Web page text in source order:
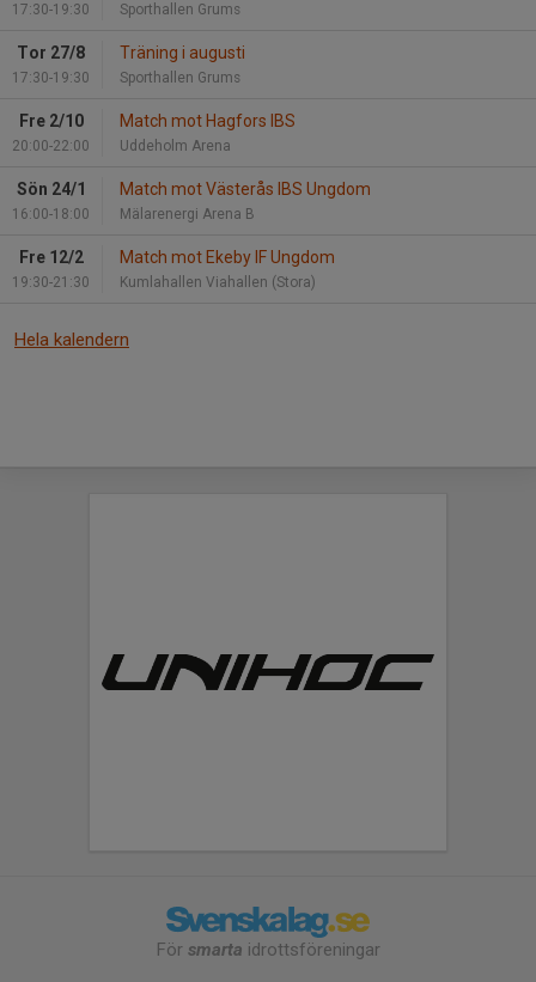
17:30-19:30 Sporthallen Grums
Tor 27/8
17:30-19:30
Träning i augusti
Sporthallen Grums
Fre 2/10
20:00-22:00
Match mot Hagfors IBS
Uddeholm Arena
Sön 24/1
16:00-18:00
Match mot Västerås IBS Ungdom
Mälarenergi Arena B
Fre 12/2
19:30-21:30
Match mot Ekeby IF Ungdom
Kumlahallen Viahallen (Stora)
Hela kalendern
För smarta idrottsföreningar